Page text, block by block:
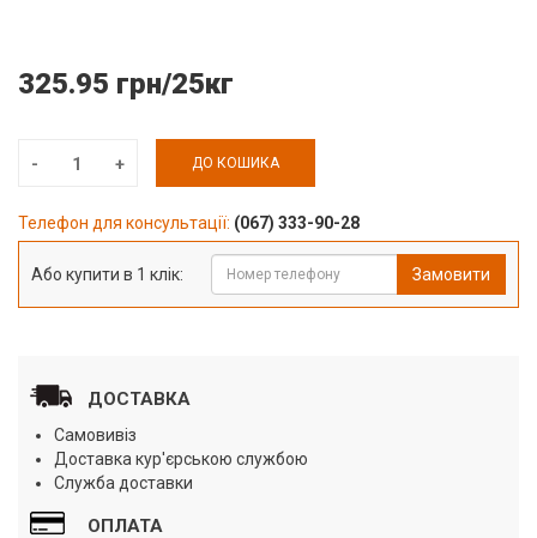
325.95 грн/25кг
ДО КОШИКА
Телефон для консультації: (067) 333-90-28
Або купити в 1 клік: Замовити
ДОСТАВКА
Самовивіз
Доставка кур'єрською службою
Служба доставки
ОПЛАТА